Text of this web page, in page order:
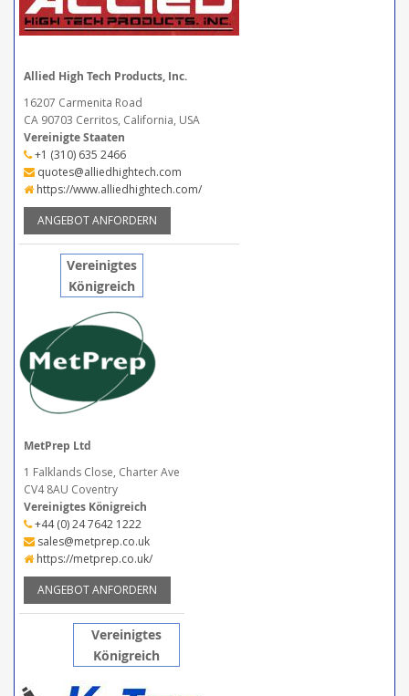
Allied High Tech Products, Inc.
16207 Carmenita Road
CA 90703 Cerritos, California, USA
Vereinigte Staaten
+1 (310) 635 2466
quotes@alliedhightech.com
https://www.alliedhightech.com/
ANGEBOT ANFORDERN
Vereinigtes
Königreich
MetPrep Ltd
1 Falklands Close, Charter Ave
CV4 8AU Coventry
Vereinigtes Königreich
+44 (0) 24 7642 1222
sales@metprep.co.uk
https://metprep.co.uk/
ANGEBOT ANFORDERN
Vereinigtes
Königreich